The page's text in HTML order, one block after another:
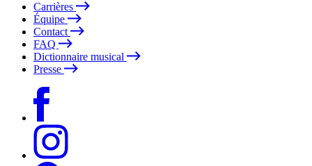
Carrières
Équipe
Contact
FAQ
Dictionnaire musical
Presse